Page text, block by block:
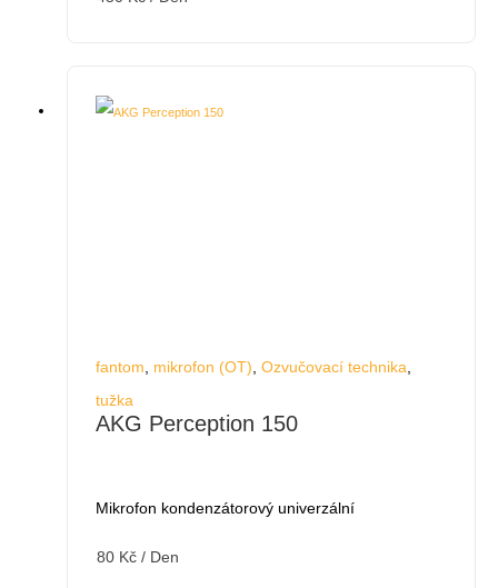
fantom, mikrofon (OT), Ozvučovací technika,
tužka
AKG Perception 150
Mikrofon kondenzátorový univerzální
80 Kč / Den